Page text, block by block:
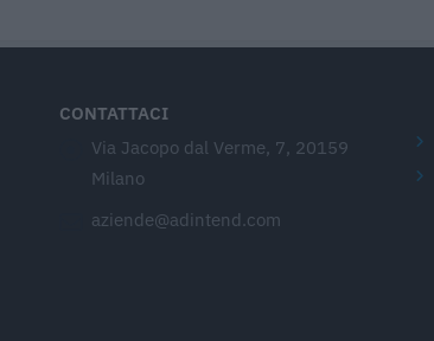
CONTATTACI
Via Jacopo dal Verme, 7, 20159
Milano
aziende@adintend.com